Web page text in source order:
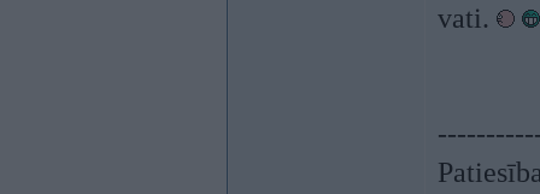
vati.